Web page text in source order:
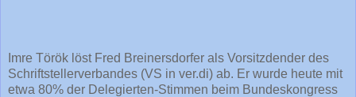
Imre Török löst Fred Breinersdorfer als Vorsitzdender des
Schriftstellerverbandes (VS in ver.di) ab. Er wurde heute mit
etwa 80% der Delegierten-Stimmen beim Bundeskongress